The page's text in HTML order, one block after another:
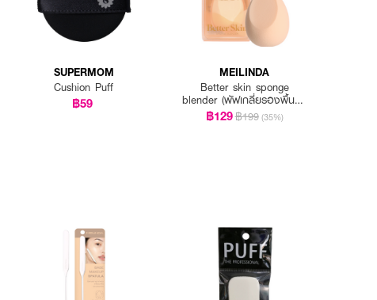
SUPERMOM
Cushion Puff
฿59
MEILINDA
Better skin sponge
blender (พัฟเกลี่ยรองพื้นรูป
ไข่)
฿129฿199 (35%)